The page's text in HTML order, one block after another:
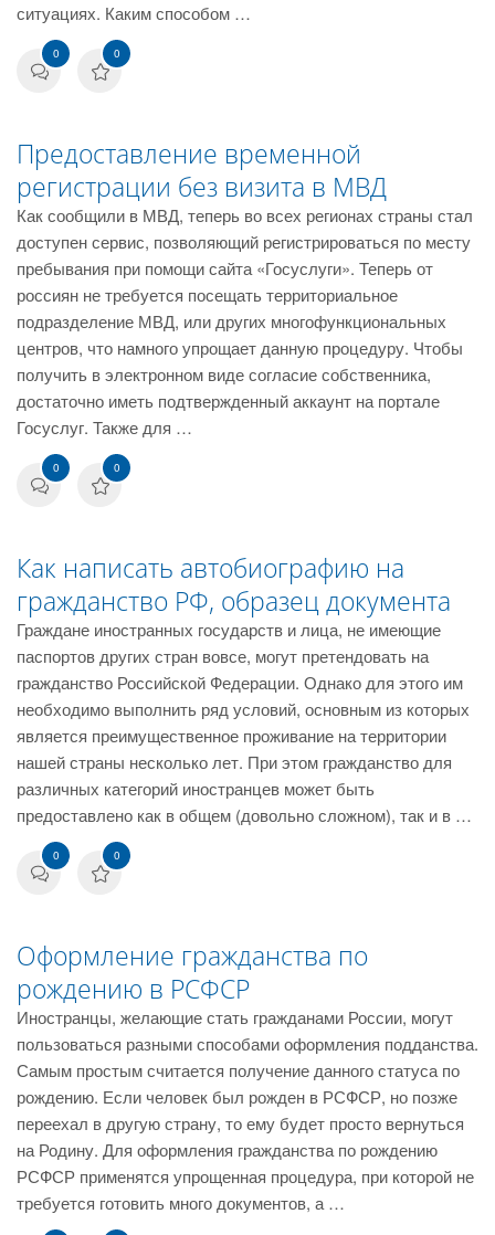
ситуациях. Каким способом …
0 0
Предоставление временной
регистрации без визита в МВД
Как сообщили в МВД, теперь во всех регионах страны стал
доступен сервис, позволяющий регистрироваться по месту
пребывания при помощи сайта «Госуслуги». Теперь от
россиян не требуется посещать территориальное
подразделение МВД, или других многофункциональных
центров, что намного упрощает данную процедуру. Чтобы
получить в электронном виде согласие собственника,
достаточно иметь подтвержденный аккаунт на портале
Госуслуг. Также для …
0 0
Как написать автобиографию на
гражданство РФ, образец документа
Граждане иностранных государств и лица, не имеющие
паспортов других стран вовсе, могут претендовать на
гражданство Российской Федерации. Однако для этого им
необходимо выполнить ряд условий, основным из которых
является преимущественное проживание на территории
нашей страны несколько лет. При этом гражданство для
различных категорий иностранцев может быть
предоставлено как в общем (довольно сложном), так и в …
0 0
Оформление гражданства по
рождению в РСФСР
Иностранцы, желающие стать гражданами России, могут
пользоваться разными способами оформления подданства.
Самым простым считается получение данного статуса по
рождению. Если человек был рожден в РСФСР, но позже
переехал в другую страну, то ему будет просто вернуться
на Родину. Для оформления гражданства по рождению
РСФСР применятся упрощенная процедура, при которой не
требуется готовить много документов, а …